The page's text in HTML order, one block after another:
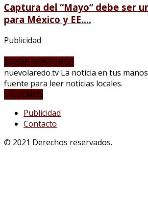
Captura del “Mayo” debe ser
para México y EE....
Publicidad
SOBRE NOSOTROS
nuevolaredo.tv La noticia en tus
fuente para leer noticias locales.
SÍGUENOS
Publicidad
Contacto
© 2021 Derechos reservados.